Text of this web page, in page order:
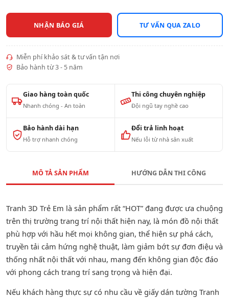
NHẬN BÁO GIÁ TƯ VẤN QUA ZALO
Miễn phí khảo sát & tư vấn tận nơi
Bảo hành từ 3 - 5 năm
Giao hàng toàn quốc
Nhanh chóng - An toàn
Thi công chuyên nghiệp
Đội ngũ tay nghề cao
Bảo hành dài hạn
Hỗ trợ nhanh chóng
Đổi trả linh hoạt
Nếu lỗi từ nhà sản xuất
MÔ TẢ SẢN PHẨM HƯỚNG DẪN THI CÔNG
Tranh 3D Trẻ Em là sản phẩm rất “HOT” đang được ưa chuộng
trên thị trường trang trí nội thất hiện nay, là món đồ nội thất
phù hợp với hầu hết mọi không gian, thể hiện sự phá cách,
truyền tải cảm hứng nghệ thuật, làm giảm bớt sự đơn điệu và
thống nhất nội thất với nhau, mang đến không gian độc đáo
với phong cách trang trí sang trọng và hiện đại.
Nếu khách hàng thực sự có nhu cầu về giấy dán tường Tranh